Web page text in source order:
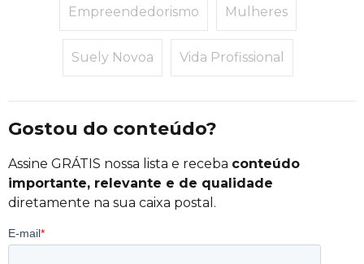
Empreendedorismo Mulheres
Suely Novoa Vida Profissional
Gostou do conteúdo?
Assine GRÁTIS nossa lista e receba conteúdo
importante, relevante e de qualidade
diretamente na sua caixa postal.